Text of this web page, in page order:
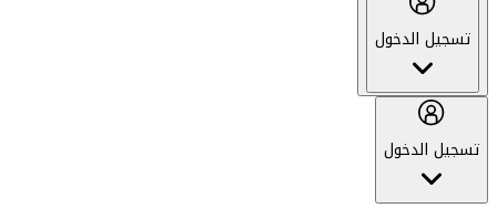
تسجيل الدخول
تسجيل الدخول